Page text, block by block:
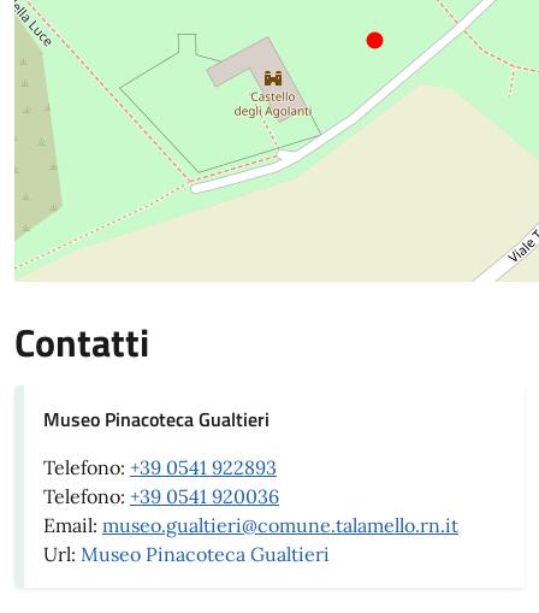
Contatti
Museo Pinacoteca Gualtieri
Telefono: +39 0541 922893
Telefono: +39 0541 920036
Email: museo.gualtieri@comune.talamello.rn.it
Url: Museo Pinacoteca Gualtieri